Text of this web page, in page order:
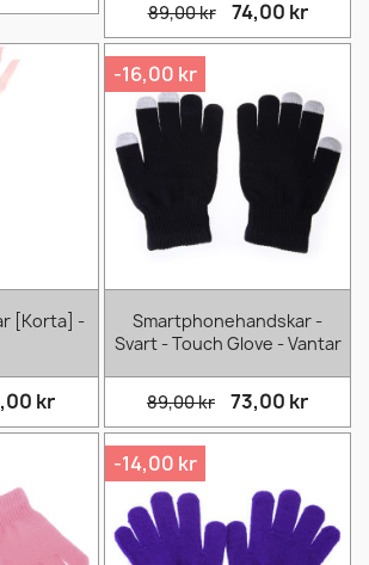
89,00 kr 74,00 kr
[Korta] -
kr
Smartphonehandskar -
Svart - Touch Glove - Vantar
89,00 kr 73,00 kr
-16,00 kr
-14,00 kr